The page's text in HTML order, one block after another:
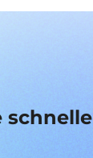
schnelle